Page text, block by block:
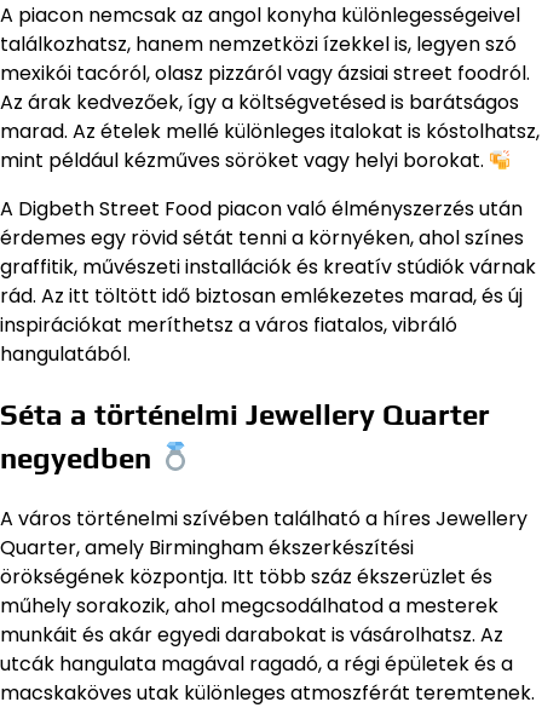
A piacon nemcsak az angol konyha különlegességeivel
találkozhatsz, hanem nemzetközi ízekkel is, legyen szó
mexikói tacóról, olasz pizzáról vagy ázsiai street foodról.
Az árak kedvezőek, így a költségvetésed is barátságos
marad. Az ételek mellé különleges italokat is kóstolhatsz,
mint például kézműves söröket vagy helyi borokat.
A Digbeth Street Food piacon való élményszerzés után
érdemes egy rövid sétát tenni a környéken, ahol színes
graffitik, művészeti installációk és kreatív stúdiók várnak
rád. Az itt töltött idő biztosan emlékezetes marad, és új
inspirációkat meríthetsz a város fiatalos, vibráló
hangulatából.
Séta a történelmi Jewellery Quarter
negyedben
A város történelmi szívében található a híres Jewellery
Quarter, amely Birmingham ékszerkészítési
örökségének központja. Itt több száz ékszerüzlet és
műhely sorakozik, ahol megcsodálhatod a mesterek
munkáit és akár egyedi darabokat is vásárolhatsz. Az
utcák hangulata magával ragadó, a régi épületek és a
macskaköves utak különleges atmoszférát teremtenek.